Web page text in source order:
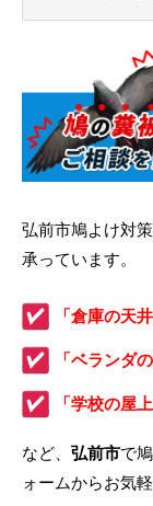
弘前市鳩よけ対
承っています。
「倉庫の天
「ベランダ
「学校の屋
など、 弘前市で
ォームからお気